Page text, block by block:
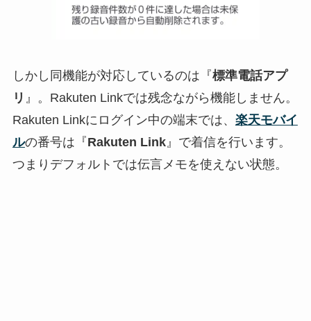
しかし同機能が対応しているのは『標準電話アプ
リ 』。Rakuten Linkでは残念ながら機能しません。
Rakuten Linkにログイン中の端末では、 楽天モバイ
ルの番号は『Rakuten Link』で着信を行います。
つまりデフォルトでは伝言メモを使えない状態。